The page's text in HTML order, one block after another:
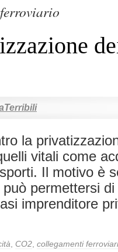
la
vitali come
Il motivo è
permettersi
imprenditore
CO2 collegamenti ferroviari